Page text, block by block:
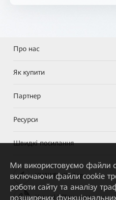
Про нас
Як купити
Партнер
Ресурси
Швидкі посилання
HUAWEI eKit App
Huawei HiKnow App
Ми використовуємо файли
включаючи файли cookie
роботи сайту та аналізу
розширених